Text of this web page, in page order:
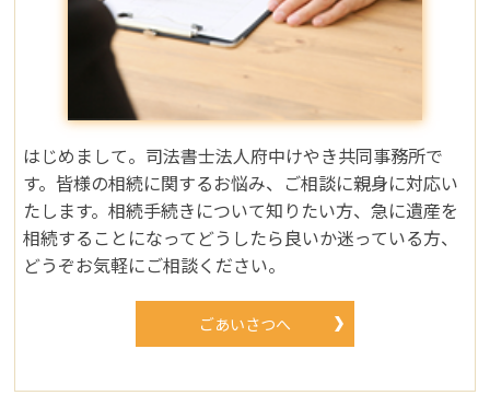
はじめまして。司法書士法人府中けやき共同事務所で
す。皆様の相続に関するお悩み、ご相談に親身に対応い
たします。相続手続きについて知りたい方、急に遺産を
相続することになってどうしたら良いか迷っている方、
どうぞお気軽にご相談ください。
ごあいさつへ